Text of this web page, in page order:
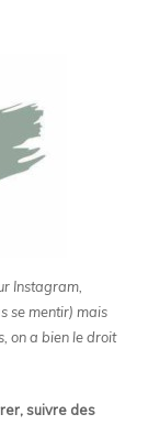
Instagram,
se mentir) mais
on a bien le droit
suivre des